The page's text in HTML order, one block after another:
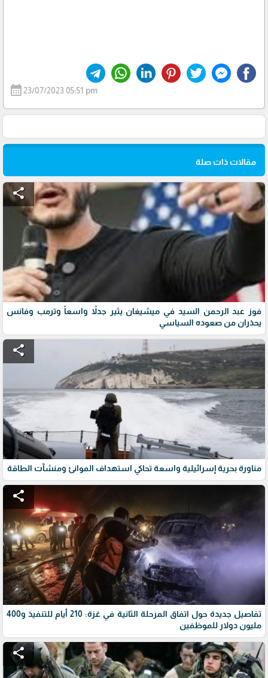
calendar_month23/07/2023 05:51 pm
مقالات ذات صلة
share
فوز عبد الرحمن السيد في ميشيغان يثير جدلاً واسعاً وترمب وفانس
يحذران من صعوده السياسي
share
مناورة بحرية إسرائيلية واسعة تحاكي استهداف الموانئ ومنشآت الطاقة
share
تفاصيل جديدة حول اتفاق المرحلة الثانية في غزة: 210 أيام للتنفيذ و400
مليون دولار للموظفين
share